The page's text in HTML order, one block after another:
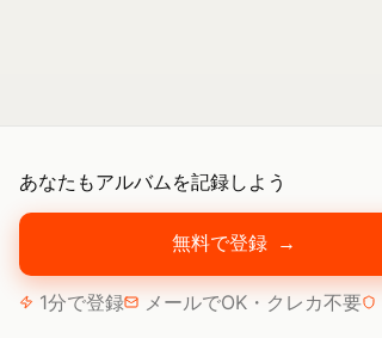
あなたもアルバムを記録しよう
無料で登録 →
1分で登録 メールでOK・クレカ不要